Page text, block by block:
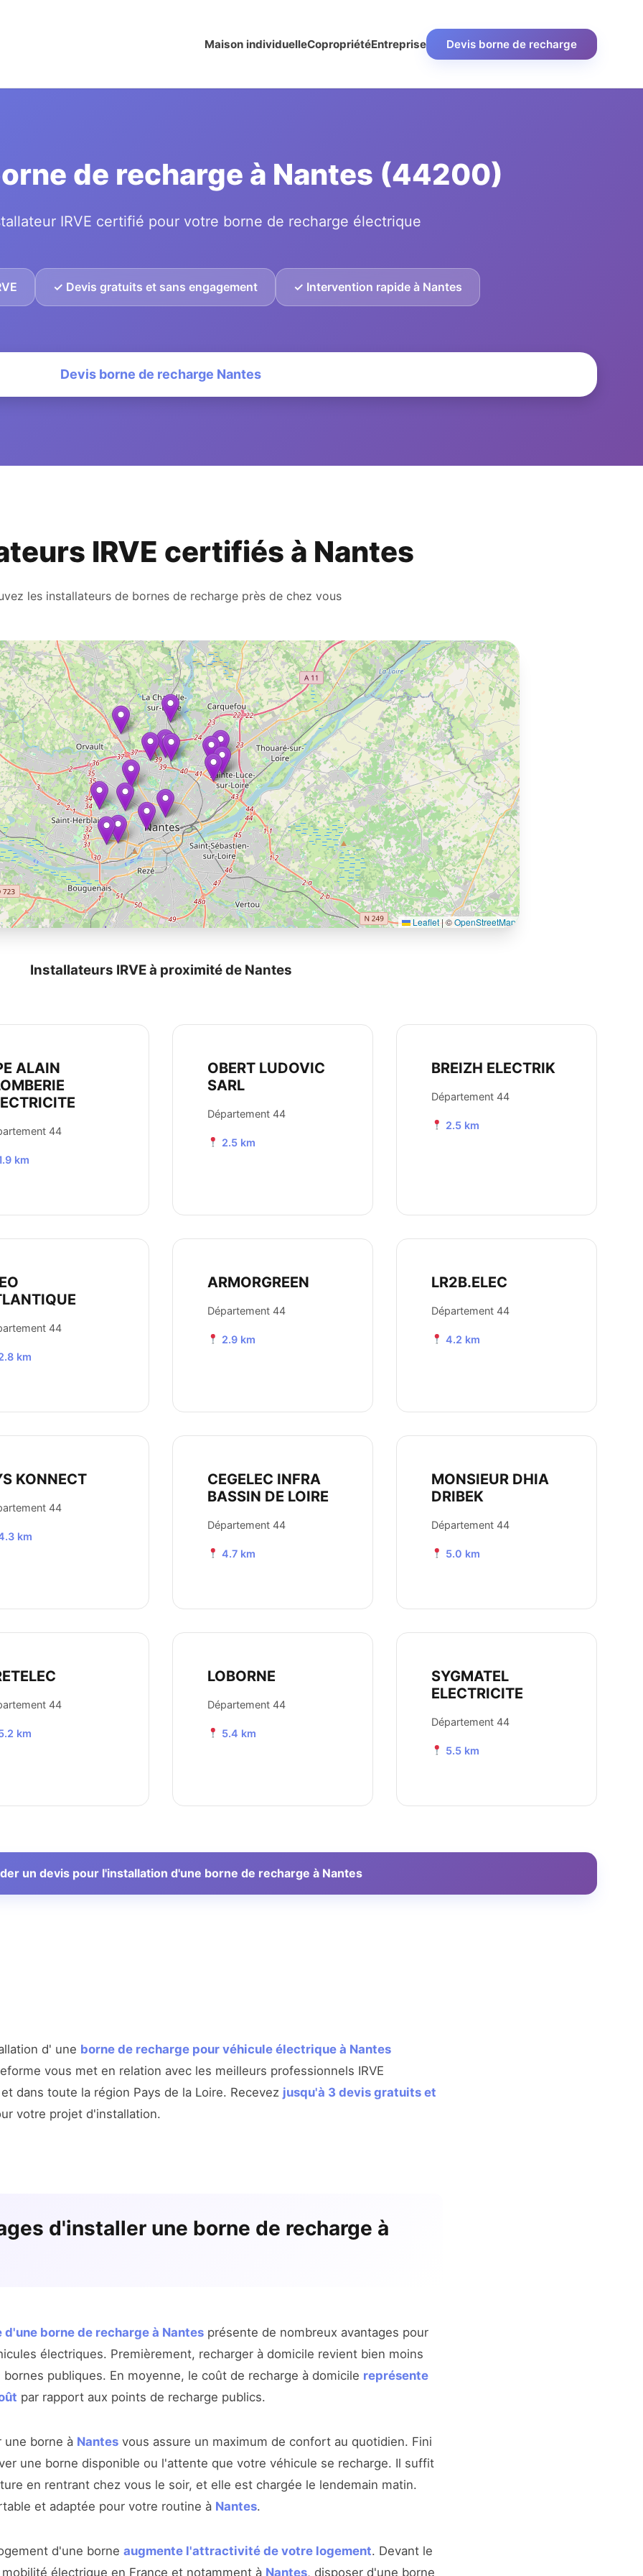
Maison individuelleCopropriétéEntreprise Devis borne de recharge
de recharge à Nantes (44200)
IRVE certifié pour votre borne de recharge électrique
✓ Devis gratuits et sans engagement ✓ Intervention rapide à Nantes
Devis borne de recharge Nantes
IRVE certifiés à Nantes
les installateurs de bornes de recharge près de chez vous
Leaflet| ©OpenStreetMap
Installateurs IRVE à proximité de Nantes
ALAIN
44
km
OBERT LUDOVIC
SARL
Département 44
2.5 km
BREIZH ELECTRIK
Département 44
2.5 km
44
km
ARMORGREEN
Département 44
2.9 km
LR2B.ELEC
Département 44
4.2 km
KONNECT
44
km
CEGELEC INFRA
BASSIN DE LOIRE
Département 44
4.7 km
MONSIEUR DHIA
DRIBEK
Département 44
5.0 km
44
km
LOBORNE
Département 44
5.4 km
SYGMATEL
ELECTRICITE
Département 44
5.5 km
un devis pour l'installation d'une borne de recharge à Nantes
d' une borne de recharge pour véhicule électrique à Nantes
vous met en relation avec les meilleurs professionnels IRVE
dans toute la région Pays de la Loire. Recevez jusqu'à 3 devis gratuits et
votre projet d'installation.
d'installer une borne de recharge à
borne de recharge à Nantes présente de nombreux avantages pour
électriques. Premièrement, recharger à domicile revient bien moins
publiques. En moyenne, le coût de recharge à domicile représente
par rapport aux points de recharge publics.
une borne à Nantes vous assure un maximum de confort au quotidien. Fini
une borne disponible ou l'attente que votre véhicule se recharge. Il suffit
en rentrant chez vous le soir, et elle est chargée le lendemain matin.
et adaptée pour votre routine à Nantes.
d'une borne augmente l'attractivité de votre logement. Devant le
électrique en France et notamment à Nantes, disposer d'une borne